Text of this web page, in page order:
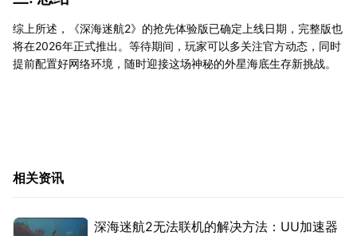
综上所述，《深海迷航2》的抢先体验版已确定上线日期，完整版也
将在2026年正式推出。等待期间，玩家可以多关注官方动态，同时
提前配置好网络环境，随时迎接这场神秘的外星海底生存新挑战。
相关资讯
深海迷航2无法联机的解决方法：UU加速器